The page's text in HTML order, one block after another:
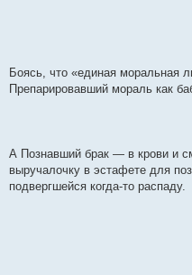
Боясь, что «единая моральная
Препарировавший мораль как
А Познавший брак — в крови и
выручалочку в эстафете для
подвергшейся когда-то распаду.